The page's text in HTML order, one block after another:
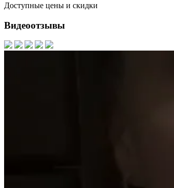
Доступные цены и скидки
Видеоотзывы